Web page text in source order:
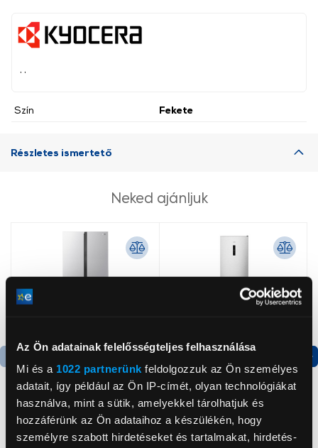
Az Ön adatainak felelősségteljes felhasználása
Mi és a 1022 partnerünk feldolgozzuk az Ön személyes
adatait, így például az Ön IP-címét, olyan technológiákat
használva, mint a sütik, amelyekkel tárolhatjuk és
hozzáférünk az Ön adataihoz a készülékén, hogy
személyre szabott hirdetéseket és tartalmakat, hirdetés-
Szín Fekete
Részletes ismertető
Neked ajánljuk
Termék adatlap
Gorenje NRS8182KX Side
by side hűtőszekrény
Termék adatlap
Gorenje N619EAXL4
Alulfagyasztós